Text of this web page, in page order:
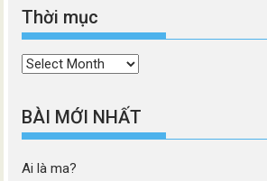
Thời mục
Thời
BÀI MỚI NHẤT
Ai là ma?